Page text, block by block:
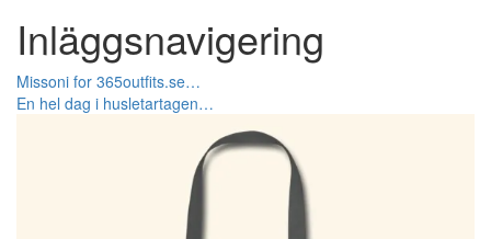
Inläggsnavigering
Missoni for 365outfits.se…
En hel dag i husletartagen…